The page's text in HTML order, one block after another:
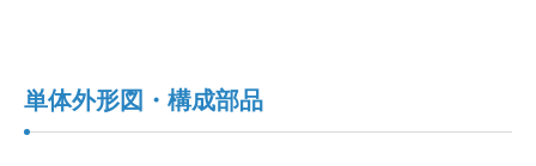
単体外形図・構成部品